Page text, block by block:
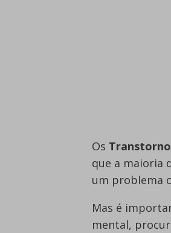
Os
que a maioria
um problema
Mas é
mental,